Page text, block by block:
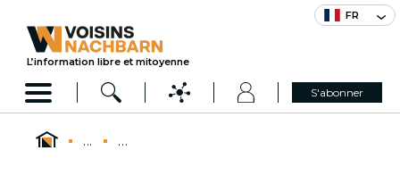
FR
L’information libre et mitoyenne
S'abonner
... ...